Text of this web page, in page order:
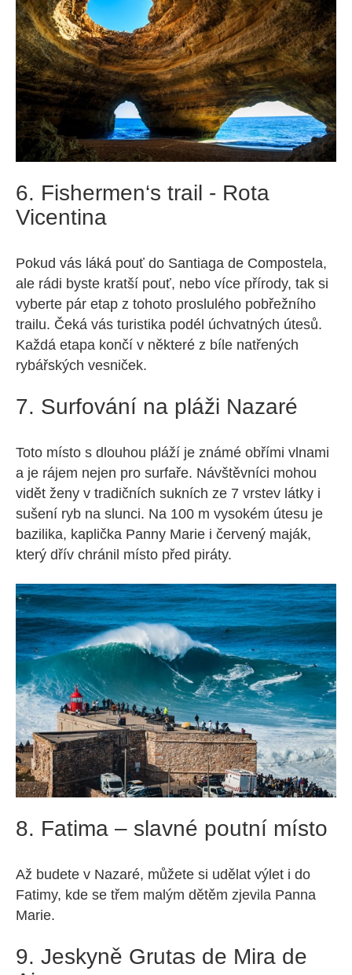
6. Fishermen‘s trail - Rota
Vicentina
Pokud vás láká pouť do Santiaga de Compostela,
ale rádi byste kratší pouť, nebo více přírody, tak si
vyberte pár etap z tohoto proslulého pobřežního
trailu. Čeká vás turistika podél úchvatných útesů.
Každá etapa končí v některé z bíle natřených
rybářských vesniček.
7. Surfování na pláži Nazaré
Toto místo s dlouhou pláží je známé obřími vlnami
a je rájem nejen pro surfaře. Návštěvníci mohou
vidět ženy v tradičních sukních ze 7 vrstev látky i
sušení ryb na slunci. Na 100 m vysokém útesu je
bazilika, kaplička Panny Marie i červený maják,
který dřív chránil místo před piráty.
8. Fatima – slavné poutní místo
Až budete v Nazaré, můžete si udělat výlet i do
Fatimy, kde se třem malým dětěm zjevila Panna
Marie.
9. Jeskyně Grutas de Mira de